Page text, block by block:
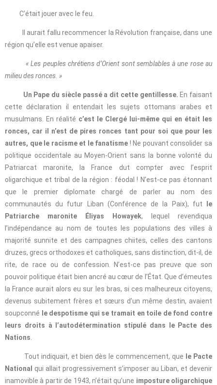
C’était jouer avec le feu.
Il aurait fallu recommencer la Révolution française, dans une
région qu’elle est venue apaiser.
« Les peuples chrétiens d’Orient sont semblables à une rose au
milieu des ronces. »
Un Pape du siècle passé a dit cette gentillesse. En faisant
cette déclaration il entendait les sujets ottomans arabes et
musulmans. En réalité c’est le Clergé lui-même qui en était les
ronces, car il n’est de pires ronces tant pour soi que pour les
autres, que le racisme et le fanatisme ! Ne pouvant consolider sa
politique occidentale au Moyen-Orient sans la bonne volonté du
Patriarcat maronite, la France dut compter avec l’esprit
oligarchique et tribal de la région : féodal ! N’est-ce pas étonnant
que le premier diplomate chargé de parler au nom des
communautés du futur Liban (Conférence de la Paix), fut
le
Patriarche maronite Éliyas Howayek, lequel revendiqua
l’indépendance au nom de toutes les populations des villes à
majorité sunnite et des campagnes chiites, celles des cantons
druzes, grecs orthodoxes et catholiques, sans distinction, dit-il, de
rite, de race ou de confession. N’est-ce pas preuve que son
pouvoir politique était bien ancré au cœur de l’État. Que d’émeutes
la France aurait alors eu sur les bras, si ces malheureux citoyens,
devenus subitement frères et sœurs d’un même destin, avaient
soupconné
le despotisme qui se tramait en toile de fond contre
leurs droits à l’autodétermination stipulé dans le Pacte des
Nations
Tout indiquait, et bien dès le commencement, que
le Pacte
National
qui allait progressivement s’imposer au Liban, et devenir
inamovible à partir de 1943, n’était qu’une imposture oligarchique